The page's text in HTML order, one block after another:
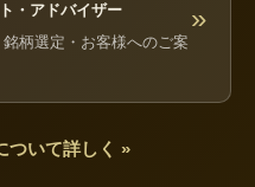
・アドバイザー
柄選定・お客様へのご案
»
ついて詳しく »